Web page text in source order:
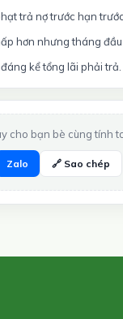
trả nợ trước hạn
hơn nhưng tháng
kể tổng lãi phải trả.
cho bạn bè cùng tính
Zalo 🔗 Sao chép